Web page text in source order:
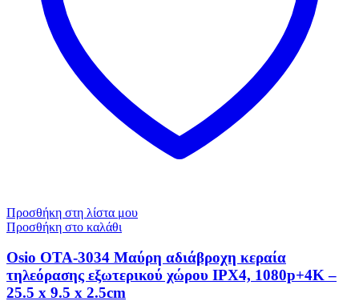
Προσθήκη στη λίστα μου
Προσθήκη στο καλάθι
Osio OTA-3034 Μαύρη αδιάβροχη κεραία
τηλεόρασης εξωτερικού χώρου IPX4, 1080p+4K –
25.5 x 9.5 x 2.5cm